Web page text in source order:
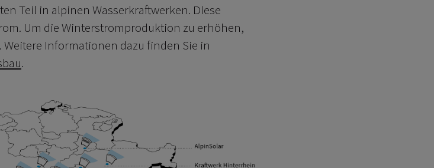
Teil in alpinen Wasserkraftwerken. Diese
Um die Winterstromproduktion zu erhöhen,
Informationen dazu finden Sie in
.